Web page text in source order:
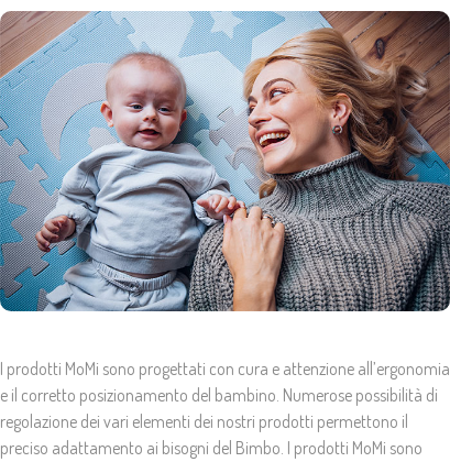
I prodotti MoMi sono progettati con cura e attenzione all’ergonomia
e il corretto posizionamento del bambino. Numerose possibilità di
regolazione dei vari elementi dei nostri prodotti permettono il
preciso adattamento ai bisogni del Bimbo. I prodotti MoMi sono